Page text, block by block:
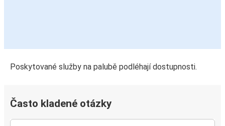
Poskytované služby na palubě podléhají dostupnosti.
Často kladené otázky